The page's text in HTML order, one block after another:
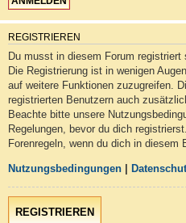
REGISTRIEREN
Du musst in diesem Forum
Die Registrierung ist in wenigen
auf weitere Funktionen zuzugreifen.
registrierten Benutzern auch
Beachte bitte unsere
Regelungen, bevor du dich
Forenregeln, wenn du dich in diesem
Nutzungsbedingungen
REGISTRIEREN